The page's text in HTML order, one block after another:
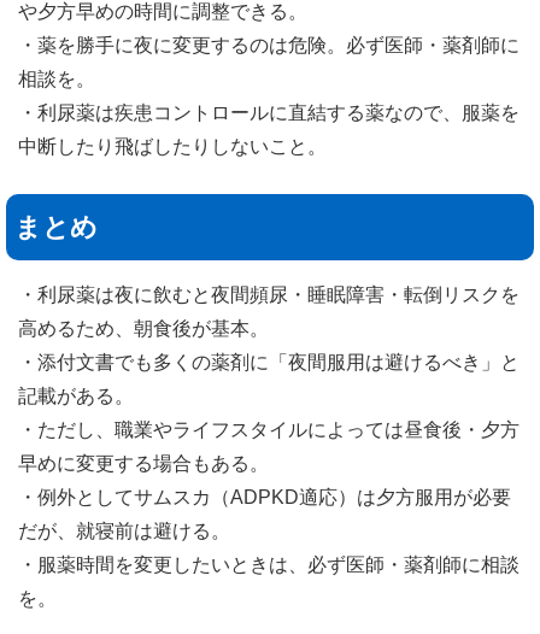
や夕方早めの時間に調整できる。
・薬を勝手に夜に変更するのは危険。必ず医師・薬剤師に
相談を。
・利尿薬は疾患コントロールに直結する薬なので、服薬を
中断したり飛ばしたりしないこと。
まとめ
・利尿薬は夜に飲むと夜間頻尿・睡眠障害・転倒リスクを
高めるため、朝食後が基本。
・添付文書でも多くの薬剤に「夜間服用は避けるべき」と
記載がある。
・ただし、職業やライフスタイルによっては昼食後・夕方
早めに変更する場合もある。
・例外としてサムスカ（ADPKD適応）は夕方服用が必要
だが、就寝前は避ける。
・服薬時間を変更したいときは、必ず医師・薬剤師に相談
を。